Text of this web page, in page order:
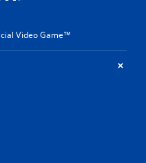
Video Game™